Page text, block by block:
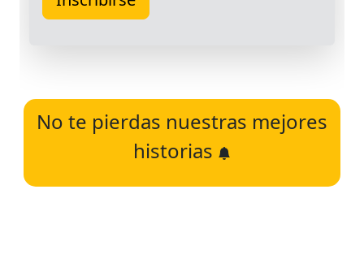
No te pierdas nuestras mejores
historias